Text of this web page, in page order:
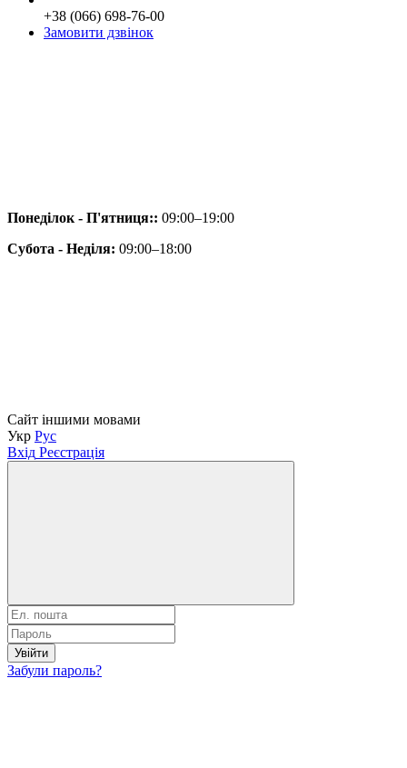
+38 (066) 698-76-00
Замовити дзвінок
Понеділок - П'ятниця:: 09:00–19:00
Субота - Неділя: 09:00–18:00
Сайт іншими мовами
Укр Рус
Вхід Реєстрація
Увійти
Забули пароль?